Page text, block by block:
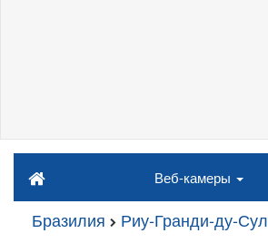
Веб-камеры
Бразилия Риу-Гранди-ду-Сул